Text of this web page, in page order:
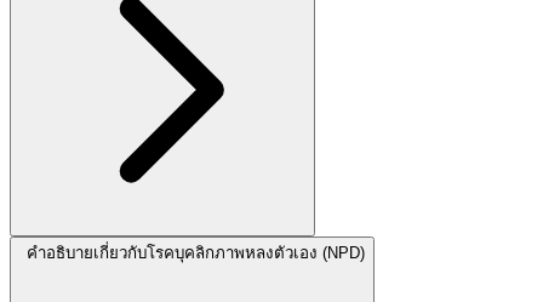
คำอธิบายเกี่ยวกับโรคบุคลิกภาพหลงตัวเอง (NPD)